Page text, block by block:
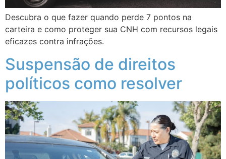
Descubra o que fazer quando perde 7 pontos na
carteira e como proteger sua CNH com recursos legais
eficazes contra infrações.
Suspensão de direitos
políticos como resolver